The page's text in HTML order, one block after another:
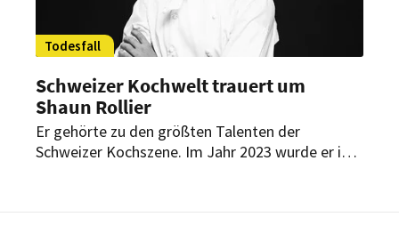
Todesfall
Schweizer Kochwelt trauert um
Shaun Rollier
Er gehörte zu den größten Talenten der
Schweizer Kochszene. Im Jahr 2023 wurde er in